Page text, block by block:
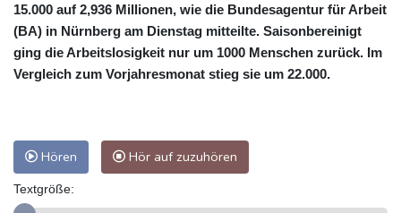
15.000 auf 2,936 Millionen, wie die Bundesagentur für Arbeit
(BA) in Nürnberg am Dienstag mitteilte. Saisonbereinigt
ging die Arbeitslosigkeit nur um 1000 Menschen zurück. Im
Vergleich zum Vorjahresmonat stieg sie um 22.000.
Hören Hör auf zuzuhören
Textgröße: